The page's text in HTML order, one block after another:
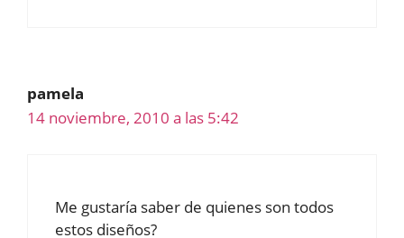
pamela
14 noviembre, 2010 a las 5:42
Me gustaría saber de quienes son todos
estos diseños?